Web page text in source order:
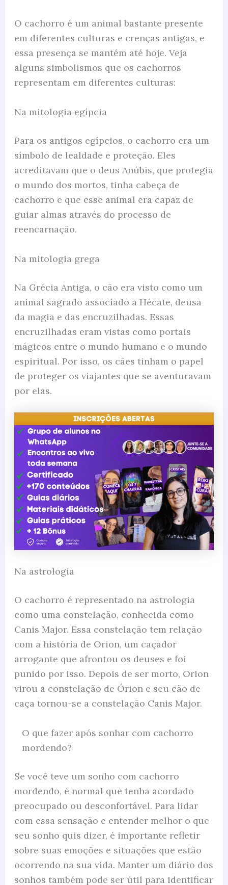
O cachorro é um animal bastante presente
em diferentes culturas e crenças antigas, e
essa presença se mantém até hoje. Veja
alguns simbolismos que os cachorros
representam em diferentes culturas:
Na mitologia egípcia
Para os antigos egípcios, o cachorro era um
símbolo de lealdade e proteção. Eles
acreditavam que o deus Anúbis, que protegia
o mundo dos mortos, tinha cabeça de
cachorro e que esse animal era capaz de
guiar almas através do processo de
reencarnação.
Na mitologia grega
Na Grécia Antiga, o cão era visto como um
animal sagrado associado a Hécate, deusa
da magia e das encruzilhadas. Essas
encruzilhadas eram vistas como portais
mágicos entre o mundo humano e o mundo
espiritual. Por isso, os cães tinham o papel
de proteger os viajantes que se aventuravam
por elas.
Na astrologia
O cachorro é representado na astrologia
como uma constelação, conhecida como
Canis Major. Essa constelação tem relação
com a história de Orion, um caçador
arrogante que afrontou os deuses e foi
punido por isso. Depois de ser morto, Orion
virou a constelação de Órion e seu cão de
caça tornou-se a constelação Canis Major.
O que fazer após sonhar com cachorro
mordendo?
Se você teve um sonho com cachorro
mordendo, é normal que tenha acordado
preocupado ou desconfortável. Para lidar
com essa sensação e entender melhor o que
seu sonho quis dizer, é importante refletir
sobre suas emoções e situações que estão
ocorrendo na sua vida. Manter um diário dos
sonhos também pode ser útil para identificar